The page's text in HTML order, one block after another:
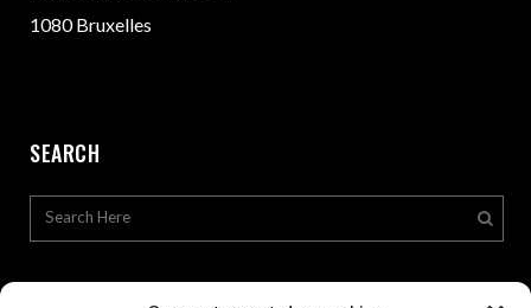
1080 Bruxelles
SEARCH